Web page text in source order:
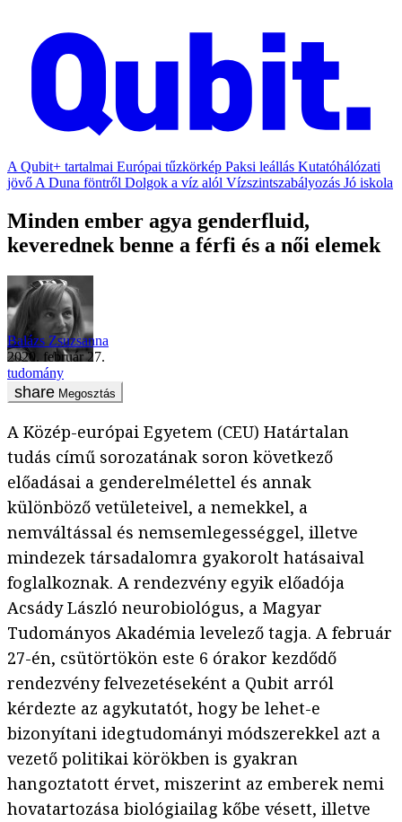
A Qubit+ tartalmai Európai tűzkörkép Paksi leállás Kutatóhálózati
jövő A Duna föntről Dolgok a víz alól Vízszintszabályozás Jó iskola
Minden ember agya genderfluid,
keverednek benne a férfi és a női elemek
Balázs Zsuzsanna
2020. február 27.
tudomány
Megosztás
A Közép-európai Egyetem (CEU) Határtalan
tudás című sorozatának soron következő
előadásai a genderelmélettel és annak
különböző vetületeivel, a nemekkel, a
nemváltással és nemsemlegességgel, illetve
mindezek társadalomra gyakorolt hatásaival
foglalkoznak. A rendezvény egyik előadója
Acsády László neurobiológus, a Magyar
Tudományos Akadémia levelező tagja. A február
27-én, csütörtökön este 6 órakor kezdődő
rendezvény felvezetéseként a Qubit arról
kérdezte az agykutatót, hogy be lehet-e
bizonyítani idegtudományi módszerekkel azt a
vezető politikai körökben is gyakran
hangoztatott érvet, miszerint az emberek nemi
hovatartozása biológiailag kőbe vésett, illetve